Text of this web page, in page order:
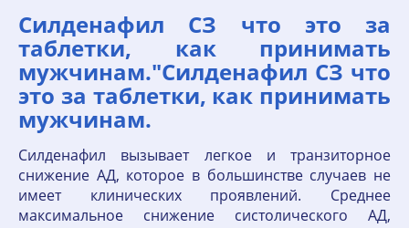
Силденафил СЗ что это за
таблетки, как принимать
мужчинам."Силденафил СЗ что
это за таблетки, как принимать
мужчинам.
Силденафил вызывает легкое и транзиторное
снижение АД, которое в большинстве случаев не
имеет клинических проявлений. Среднее
максимальное снижение систолического АД,